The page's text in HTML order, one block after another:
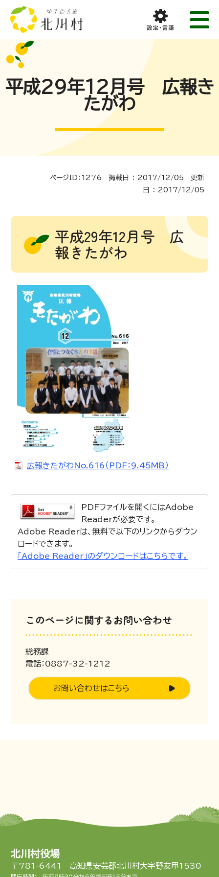
平成29年12月号 広報き
たがわ
ページID：1276 掲載日 ： 2017/12/05 更新
日 ： 2017/12/05
平成29年12月号 広
報きたがわ
広報きたがわNo.616（PDF：9.45MB）
PDFファイルを開くにはAdobe
Readerが必要です。
Adobe Readerは、無料で以下のリンクからダウン
ロードできます。
「Adobe Reader」のダウンロードはこちらです。
このページに関するお問い合わせ
総務課
電話：0887-32-1212
お問い合わせはこちら
北川村役場
〒781-6441 高知県安芸郡北川村大字野友甲1530